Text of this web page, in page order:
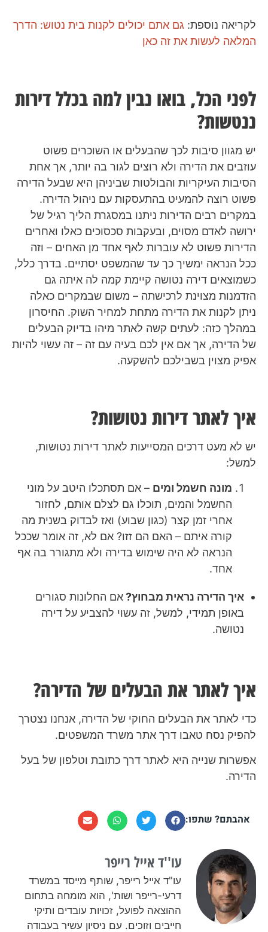
לקריאה נוספת: גם אתם יכולים לקנות בית נטוש: הדרך
המלאה לעשות את זה כאן
לפני הכל, בואו נבין למה בכלל דירות
ננטשות?
יש מגוון סיבות לכך שהבעלים או השוכרים פשוט
עוזבים את הדירה ולא רוצים לגור בה יותר, אך אחת
הסיבות העיקריות והבולטות שביניהן היא שבעל הדירה
פשוט רוצה להמעיט בהתעסקות עם ניהול הדירה.
במקרים רבים הדירות ניתנו במסגרת הליך רגיל של
ירושה לאדם מסוים, ובעקבות סכסוכים כאלו ואחרים
הדירות פשוט לא עוברות לאף אחד מן האחים – וזה
ככל הנראה ימשיך כך עד שהמשפט יסתיים. בדרך כלל,
כשמוצאים דירה נטושה קיימת קמה לה איתה גם
הזדמנות מצוינת לרכישתה – משום שבמקרים כאלה
ניתן לקנות את הדירה מתחת למחיר השוק. החיסרון
במהלך כזה: לעתים קשה לאתר מיהו בדיוק הבעלים
של הדירה, אך אם אין לכם בעיה עם זה – זה עשוי להיות
אפיק מצוין בשבילכם להשקעה.
איך לאתר דירות נטושות?
יש לא מעט דרכים המסייעות לאתר דירות נטושות,
למשל:
מונה חשמל ומים – אם תסתכלו היטב על מוני
החשמל והמים, תוכלו גם לצלם אותם, לחזור
אחרי זמן קצר (כגון שבוע) ואז לבדוק בשנית מה
קורה איתם – האם הם זזו? אם לא, זה אומר שככל
הנראה לא היה שימוש בדירה ולא מתגורר בה אף
אחד.
איך הדירה נראית מבחוץ?אם החלונות סגורים
באופן תמידי, למשל, זה עשוי להצביע על דירה
נטושה.
איך לאתר את הבעלים של הדירה?
כדי לאתר את הבעלים החוקי של הדירה, אנחנו נצטרך
להפיק נסח טאבו דרך אתר משרד המשפטים.
אפשרות שנייה היא לאתר דרך כתובת וטלפון של בעל
הדירה.
אהבתם? שתפו:
עו''ד אייל רייפר​
עו"ד אייל רייפר, שותף מייסד במשרד
דרעי-רייפר ושות', הוא מומחה בתחום
ההוצאה לפועל, זכויות עובדים ותיקי
חייבים וזוכים. עם ניסיון עשיר בעבודה